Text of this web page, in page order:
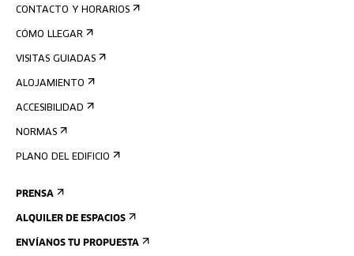
CONTACTO Y HORARIOS
CÓMO LLEGAR
VISITAS GUIADAS
ALOJAMIENTO
ACCESIBILIDAD
NORMAS
PLANO DEL EDIFICIO
PRENSA
ALQUILER DE ESPACIOS
ENVÍANOS TU PROPUESTA